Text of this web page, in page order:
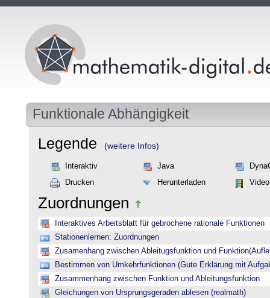
Funktionale Abhängigkeit
Legende (weitere Infos)
Interaktiv Java
Drucken
Herunterladen Video
Zuordnungen
Interaktives Arbeitsblatt für gebrochene rationale Funktionen
Stationenlernen: Zuordnungen
Zusamenhang zwischen Ableitugsfunktion und
Bestimmen von Umkehrfunktionen (Gute Erklärung mit
Zusammenhang zwischen Funktion und Ableitungsfunktion
Gleichungen von Ursprungsgeraden ablesen (realmath)